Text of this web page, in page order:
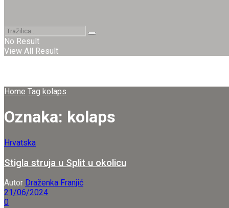
No Result
View All Result
Home Tag kolaps
Oznaka: kolaps
Hrvatska
Stigla struja u Split u okolicu
Autor Draženka Franjić
21/06/2024
0